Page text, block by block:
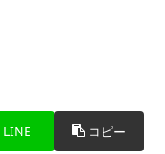
LINE コピー